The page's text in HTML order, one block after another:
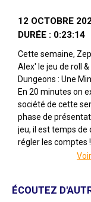
12 OCTOBRE
DURÉE : 0:23:14
Cette semaine,
Alex' le jeu de roll
Dungeons : Une
En 20 minutes on
société de cette
phase de
jeu, il est temps de
régler les comptes !
Paper Dungeons :
Par Leandro Pires
ÉCOUTEZ